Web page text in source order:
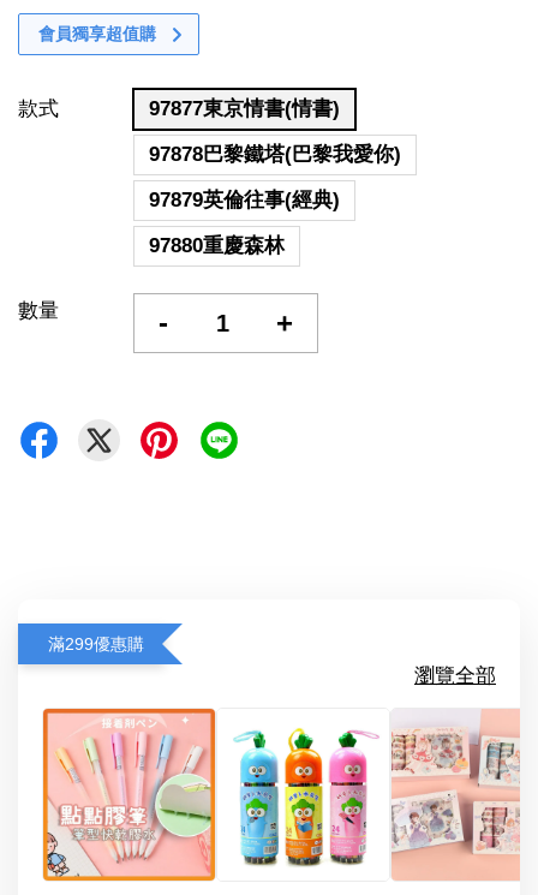
會員獨享超值購
款式
97877東京情書(情書)
97878巴黎鐵塔(巴黎我愛你)
97879英倫往事(經典)
97880重慶森林
數量 - +
滿299優惠購
瀏覽全部